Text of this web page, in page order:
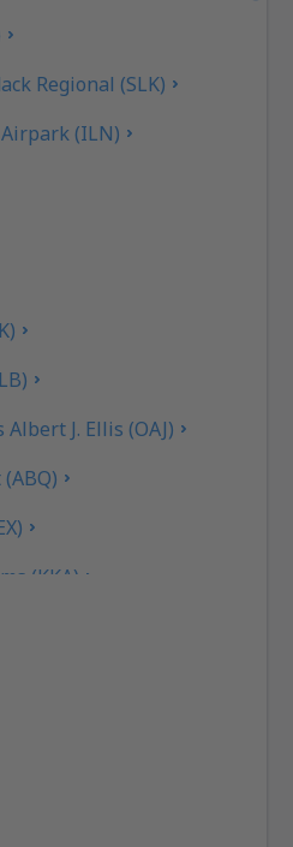
Regional (SLK)
(ILN)
J. Ellis (OAJ)
(KKA)